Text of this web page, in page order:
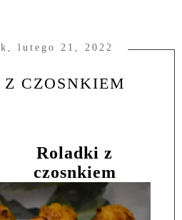
lutego 21, 2022
CZOSNKIEM
Roladki z
czosnkiem